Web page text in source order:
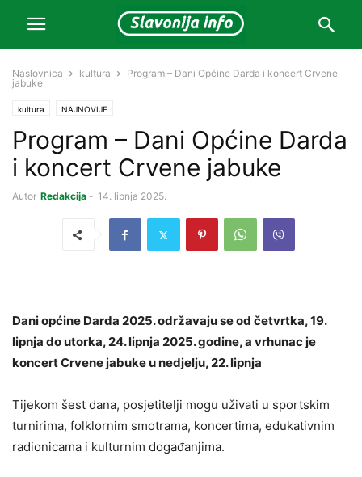
Naslovnica kultura
Program – Dani Općine Darda i koncert Crvene
jabuke
kultura NAJNOVIJE
Program – Dani Općine Darda
i koncert Crvene jabuke
Autor Redakcija - 14. lipnja 2025.
Dani općine Darda 2025. održavaju se od četvrtka, 19.
lipnja do utorka, 24. lipnja 2025. godine, a vrhunac je
koncert Crvene jabuke u nedjelju, 22. lipnja
Tijekom šest dana, posjetitelji mogu uživati u sportskim
turnirima, folklornim smotrama, koncertima, edukativnim
radionicama i kulturnim događanjima.